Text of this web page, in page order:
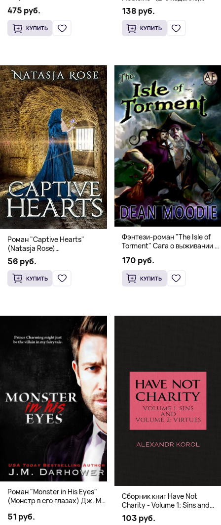
(Мягкий переплет,
Английский язык)
475 руб.
КУПИТЬ
Мягкая обложка) Dr. Thomas
Watchman
138 руб.
КУПИТЬ
Роман "Captive Hearts"
(Natasja Rose)
Романтическое фэнтези
56 руб.
КУПИТЬ
Фэнтези-роман "The Isle of
Torment" Сага о выживании и
170 руб.
КУПИТЬ
Роман "Monster in His Eyes"
(Монстр в его глазах) Дж. М.
18+
51 руб.
Сборник книг Have Not
Charity - Volume 1: Sins and
Volume 2: Virtues
103 руб.